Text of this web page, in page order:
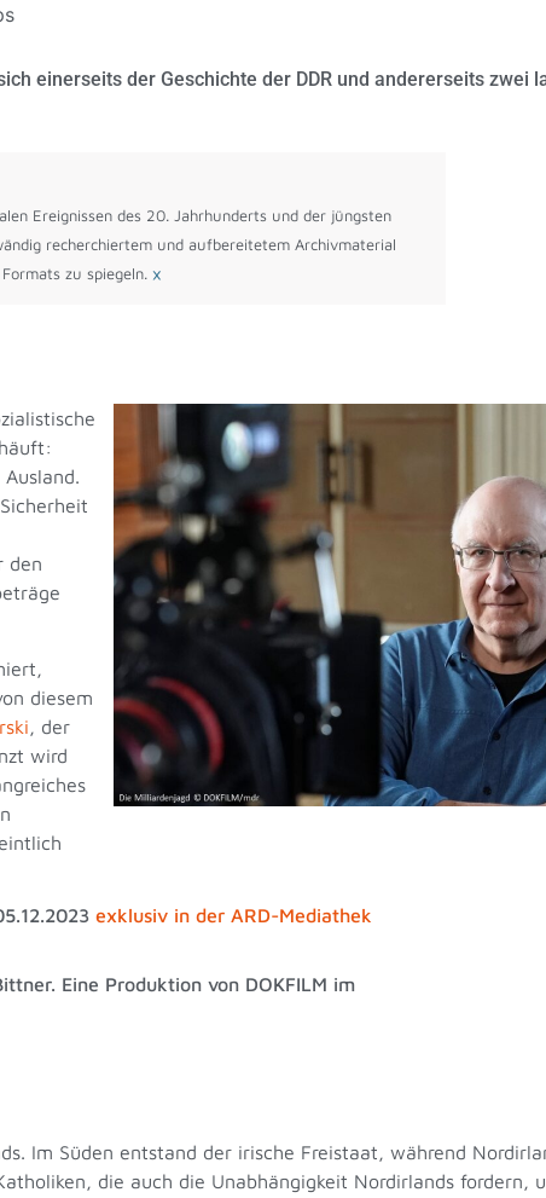
einerseits der Geschichte der DDR und andererseits zwei
Ereignissen des 20. Jahrhunderts und der jüngsten
recherchiertem und aufbereitetem Archivmaterial
zu spiegeln. ×
den
diesem
, der
wird
exklusiv in der ARD-Mediathek
Eine Produktion von DOKFILM im
Im Süden entstand der irische Freistaat, während
die auch die Unabhängigkeit Nordirlands fordern,